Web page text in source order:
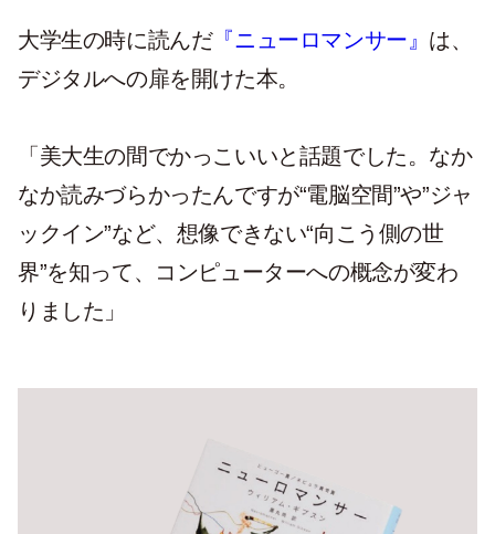
大学生の時に読んだ『ニューロマンサー』 は、
デジタルへの扉を開けた本。
「美大生の間でかっこいいと話題でした。なか
なか読みづらかったんですが“電脳空間”や”ジャ
ックイン”など、想像できない“向こう側の世
界”を知って、コンピューターへの概念が変わ
りました」